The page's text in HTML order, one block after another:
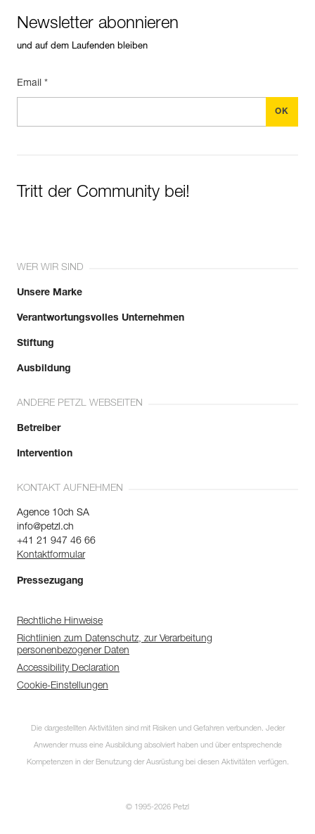
Newsletter abonnieren
und auf dem Laufenden bleiben
Email *
Tritt der Community bei!
WER WIR SIND
Unsere Marke
Verantwortungsvolles Unternehmen
Stiftung
Ausbildung
ANDERE PETZL WEBSEITEN
Betreiber
Intervention
KONTAKT AUFNEHMEN
Agence 10ch SA
info@petzl.ch
+41 21 947 46 66
Kontaktformular
Pressezugang
Rechtliche Hinweise
Richtlinien zum Datenschutz, zur Verarbeitung
personenbezogener Daten
Accessibility Declaration
Cookie-Einstellungen
Die dargestellten Aktivitäten sind mit Risiken und Gefahren verbunden. Jeder
Anwender muss eine Ausbildung absolviert haben und über entsprechende
Kompetenzen in der Benutzung der Ausrüstung bei diesen Aktivitäten verfügen.
© 1995-2026 Petzl